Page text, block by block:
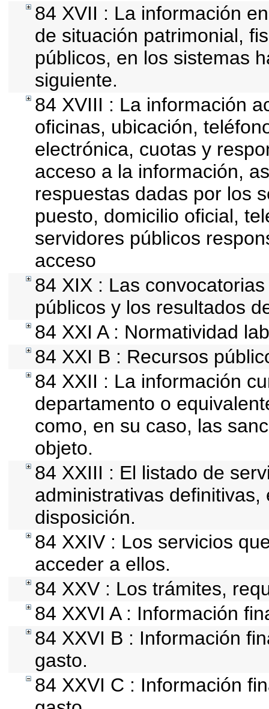
84 XVII : La información
de situación patrimonial,
públicos, en los sistemas
siguiente.
84 XVIII : La información
oficinas, ubicación,
electrónica, cuotas y
acceso a la información,
respuestas dadas por los
puesto, domicilio oficial,
servidores públicos
acceso
84 XIX : Las
públicos y los resultados
84 XXI A : Normatividad
84 XXI B : Recursos
84 XXII : La información
departamento o
como, en su caso, las
objeto.
84 XXIII : El listado de
administrativas
disposición.
84 XXIV : Los servicios
acceder a ellos.
84 XXV : Los trámites,
84 XXVI A : Información
84 XXVI B : Información
gasto.
84 XXVI C : Información